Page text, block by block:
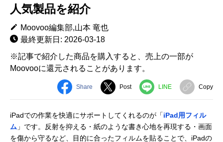
人気製品を紹介
Moovoo編集部,山本 竜也
最終更新日: 2026-03-18
※記事で紹介した商品を購入すると、売上の一部が
Moovooに還元されることがあります。
Share Post LINE Copy
iPadでの作業を快適にサポートしてくれるのが「iPad用フィル
ム 」です。反射を抑える・紙のような書き心地を再現する・画面
を傷から守るなど、目的に合ったフィルムを貼ることで、iPadの